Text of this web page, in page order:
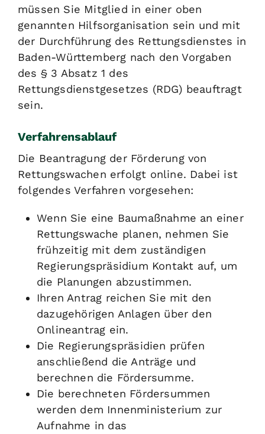
müssen Sie Mitglied in einer oben
genannten Hilfsorganisation sein und mit
der Durchführung des Rettungsdienstes in
Baden-Württemberg nach den Vorgaben
des § 3 Absatz 1 des
Rettungsdienstgesetzes (RDG) beauftragt
sein.
Verfahrensablauf
Die Beantragung der Förderung von
Rettungswachen erfolgt online. Dabei ist
folgendes Verfahren vorgesehen:
Wenn Sie eine Baumaßnahme an einer
Rettungswache planen, nehmen Sie
frühzeitig mit dem zuständigen
Regierungspräsidium Kontakt auf, um
die Planungen abzustimmen.
Ihren Antrag reichen Sie mit den
dazugehörigen Anlagen über den
Onlineantrag ein.
Die Regierungspräsidien prüfen
anschließend die Anträge und
berechnen die Fördersumme.
Die berechneten Fördersummen
werden dem Innenministerium zur
Aufnahme in das